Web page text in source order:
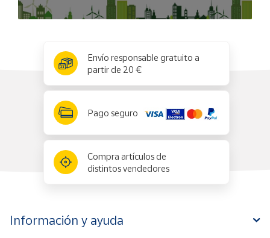
Envío responsable gratuito a
partir de 20 €
Pago seguro
Compra artículos de
distintos vendedores
Información y ayuda